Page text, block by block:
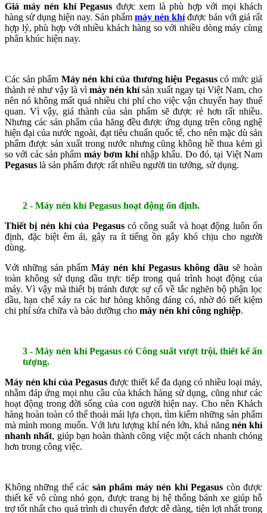
Giá máy nén khí Pegasus được xem là phù hợp với mọi khách
hàng sử dụng hiện nay. Sản phẩm máy nén khí được bán với giá rất
hợp lý, phù hợp với nhiều khách hàng so với nhiều dòng máy cùng
phân khúc hiện nay.
Các sản phẩm Máy nén khí của thương hiệu Pegasuscó mức giá
thành rẻ như vậy là vì máy nén khísản xuất ngay tại Việt Nam, cho
nên nó không mất quá nhiều chi phí cho việc vận chuyển hay thuế
quan. Vì vậy, giá thành của sản phẩm sẽ được rẻ hơn rất nhiều.
Nhưng các sản phẩm của hãng đều được ứng dụng trên công nghệ
hiện đại của nước ngoài, đạt tiêu chuẩn quốc tế, cho nên mặc dù sản
phẩm được sản xuất trong nước nhưng cũng không hề thua kém gì
so với các sản phẩm máy bơm khínhập khẩu. Do đó, tại Việt Nam
Pegasus là sản phẩm được rất nhiều người tin tưởng, sử dụng.
2 - Máy nén khí Pegasus hoạt động ổn định.
Thiết bị nén khí của Pegasuscó công suất và hoạt động luôn ổn
định, đặc biệt êm ái, gây ra ít tiếng ồn gây khó chịu cho người
dùng.
Với những sản phẩm Máy nén khí Pegasus không dầu sẽ hoàn
toàn không sử dụng dầu trực tiếp trong quá trình hoạt động của
máy. Vì vậy mà thiết bị tránh được sự cố về tắc nghẽn bộ phận lọc
dầu, hạn chế xảy ra các hư hỏng không đáng có, nhờ đó tiết kiệm
chi phí sửa chữa và bảo dưỡng cho máy nén khí công nghiệp.
3 - Máy nén khí Pegasus có Công suất vượt trội, thiết kế ấn
tượng.
Máy nén khí của Pegasus được thiết kế đa dạng có nhiều loại máy,
nhằm đáp ứng mọi nhu cầu của khách hàng sử dụng, cũng như các
hoạt động trong đời sống của con người hiện nay. Cho nên Khách
hàng hoàn toàn có thể thoải mái lựa chọn, tìm kiếm những sản phẩm
mà mình mong muốn. Với lưu lượng khí nén lớn, khả năng nén khí
nhanh nhất, giúp bạn hoàn thành công việc một cách nhanh chóng
hơn trong công việc.
Không những thế các sản phẩm máy nén khí Pegasus còn được
thiết kế vô cùng nhỏ gọn, được trang bị hệ thống bánh xe giúp hỗ
trợ tốt nhất cho quá trình di chuyển được dễ dàng, tiện lợi nhất trong